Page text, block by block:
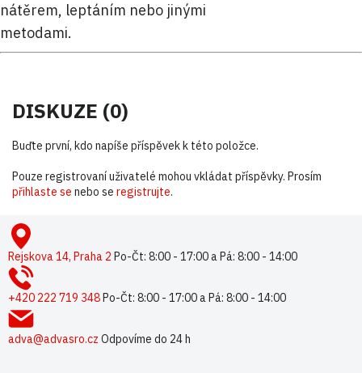
nátěrem, leptáním nebo jinými
metodami.
DISKUZE (0)
Buďte první, kdo napíše příspěvek k této položce.
Pouze registrovaní uživatelé mohou vkládat příspěvky. Prosím
přihlaste se nebo se registrujte.
pRejskova 14, Praha 2 Po-Čt: 8:00 - 17:00 a Pá: 8:00 - 14:00
+420 222 719 348Po-Čt: 8:00 - 17:00 a Pá: 8:00 - 14:00
adva@advasro.cz Odpovíme do 24 h